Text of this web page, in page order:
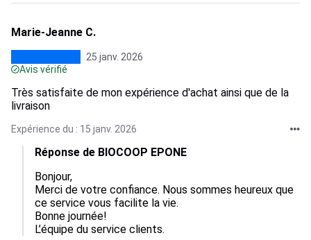
Marie-Jeanne C.
25 janv. 2026
Avis vérifié
Très satisfaite de mon expérience d'achat ainsi que de la
livraison
Expérience du : 15 janv. 2026
Réponse de BIOCOOP EPONE
Bonjour,
Merci de votre confiance. Nous sommes heureux que
ce service vous facilite la vie.
Bonne journée!
L’équipe du service clients.